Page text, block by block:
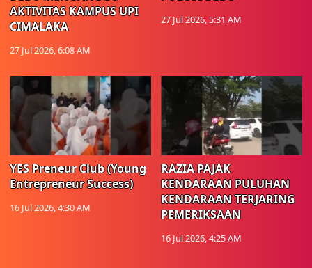
AKTIVITAS KAMPUS UPI
CIMALAKA
27 Jul 2026, 6:08 AM
27 Jul 2026, 5:31 AM
YES Preneur Club (Young
Entrepreneur Success)
16 Jul 2026, 4:30 AM
RAZIA PAJAK
KENDARAAN PULUHAN
KENDARAAN TERJARING
PEMERIKSAAN
16 Jul 2026, 4:25 AM